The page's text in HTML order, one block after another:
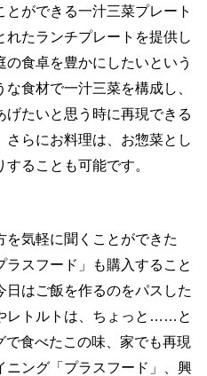
ができる一汁三菜プレート
れたランチプレートを提供し
食卓を豊かにしたいという
食材で一汁三菜を構成し、
たいと思う時に再現できる
さらにお料理は、お惣菜とし
ることも可能です。
気軽に聞くことができた
ラスフード」も購入すること
はご飯を作るのをパスした
レトルトは、ちょっと……と
で食べたこの味、家でも再現
ング「プラスフード」、興